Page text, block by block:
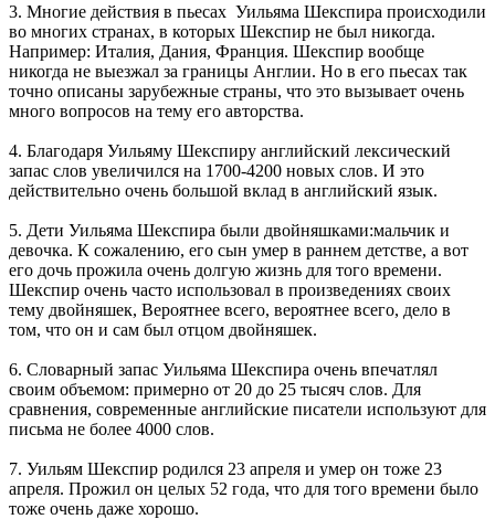
3. Многие действия в пьесах Уильяма Шекспира происходили
во многих странах, в которых Шекспир не был никогда.
Например: Италия, Дания, Франция. Шекспир вообще
никогда не выезжал за границы Англии. Но в его пьесах так
точно описаны зарубежные страны, что это вызывает очень
много вопросов на тему его авторства.
4. Благодаря Уильяму Шекспиру английский лексический
запас слов увеличился на 1700-4200 новых слов. И это
действительно очень большой вклад в английский язык.
5. Дети Уильяма Шекспира были двойняшками:мальчик и
девочка. К сожалению, его сын умер в раннем детстве, а вот
его дочь прожила очень долгую жизнь для того времени.
Шекспир очень часто использовал в произведениях своих
тему двойняшек, Вероятнее всего, вероятнее всего, дело в
том, что он и сам был отцом двойняшек.
6. Словарный запас Уильяма Шекспира очень впечатлял
своим объемом: примерно от 20 до 25 тысяч слов. Для
сравнения, современные английские писатели используют для
письма не более 4000 слов.
7. Уильям Шекспир родился 23 апреля и умер он тоже 23
апреля. Прожил он целых 52 года, что для того времени было
тоже очень даже хорошо.